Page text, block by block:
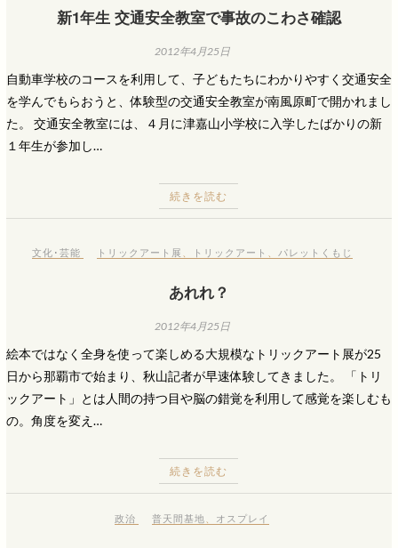
新1年生 交通安全教室で事故のこわさ確認
2012年4月25日
自動車学校のコースを利用して、子どもたちにわかりやすく交通安全
を学んでもらおうと、体験型の交通安全教室が南風原町で開かれまし
た。 交通安全教室には、４月に津嘉山小学校に入学したばかりの新
１年生が参加し…
続きを読む
文化･芸能 トリックアート展 トリックアート パレットくもじ
あれれ？
2012年4月25日
絵本ではなく全身を使って楽しめる大規模なトリックアート展が25
日から那覇市で始まり、秋山記者が早速体験してきました。 「トリ
ックアート」とは人間の持つ目や脳の錯覚を利用して感覚を楽しむも
の。角度を変え…
続きを読む
政治 普天間基地 オスプレイ